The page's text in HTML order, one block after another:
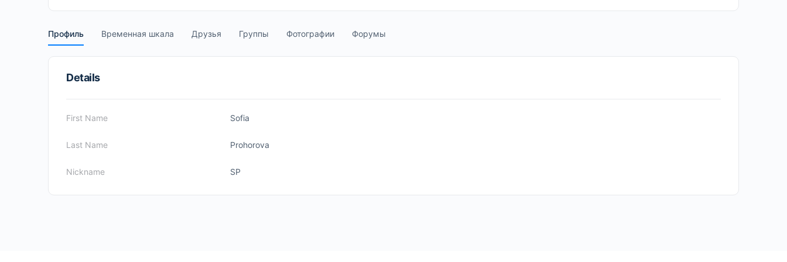
Профиль Временная шкала Друзья Группы Фотографии Форумы
Details
First Name Sofia
Last Name Prohorova
Nickname SP